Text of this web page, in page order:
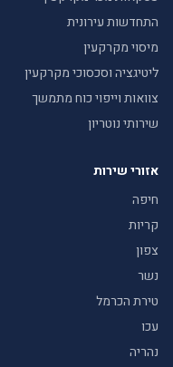
התחדשות עירונית
מיסוי מקרקעין
ליטיגציה וסכסוכי מקרקעין
צוואות וייפוי כוח מתמשך
שירותי נוטריון
אזורי שירות
חיפה
קריות
צפון
נשר
טירת הכרמל
עכו
נהריה